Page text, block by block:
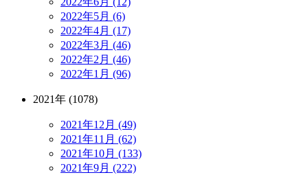
2022年5月 (6)
2022年4月 (17)
2022年3月 (46)
2022年2月 (46)
2022年1月 (96)
2021年 (1078)
2021年12月 (49)
2021年11月 (62)
2021年10月 (133)
2021年9月 (222)